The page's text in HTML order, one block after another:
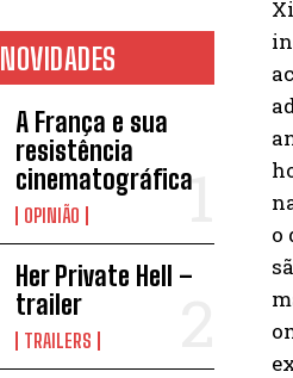
NOVIDADES
A França e sua
resistência
cinematográfica
OPINIÃO
Her Private Hell –
trailer
TRAILERS
o